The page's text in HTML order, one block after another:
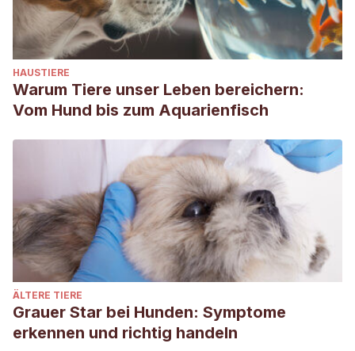
HAUSTIERE
Warum Tiere unser Leben bereichern:
Vom Hund bis zum Aquarienfisch
ÄLTERE TIERE
Grauer Star bei Hunden: Symptome
erkennen und richtig handeln